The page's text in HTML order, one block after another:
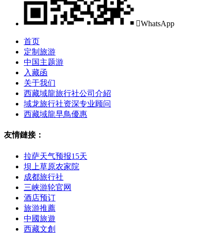
WhatsApp
首页
定制旅游
中国主题游
入藏函
关于我们
西藏域龍旅行社公司介紹
域龙旅行社资深专业顾问
西藏域龍早鳥優惠
友情鏈接：
拉萨天气预报15天
坝上草原农家院
成都旅行社
三峡游轮官网
酒店预订
旅游推薦
中國旅遊
西藏文創